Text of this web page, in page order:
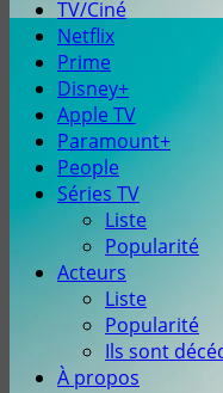
TV/Ciné
Netflix
Prime
Disney+
Apple TV
Paramount+
People
Séries TV
Liste
Popularité
Acteurs
Liste
Popularité
Ils sont
À propos